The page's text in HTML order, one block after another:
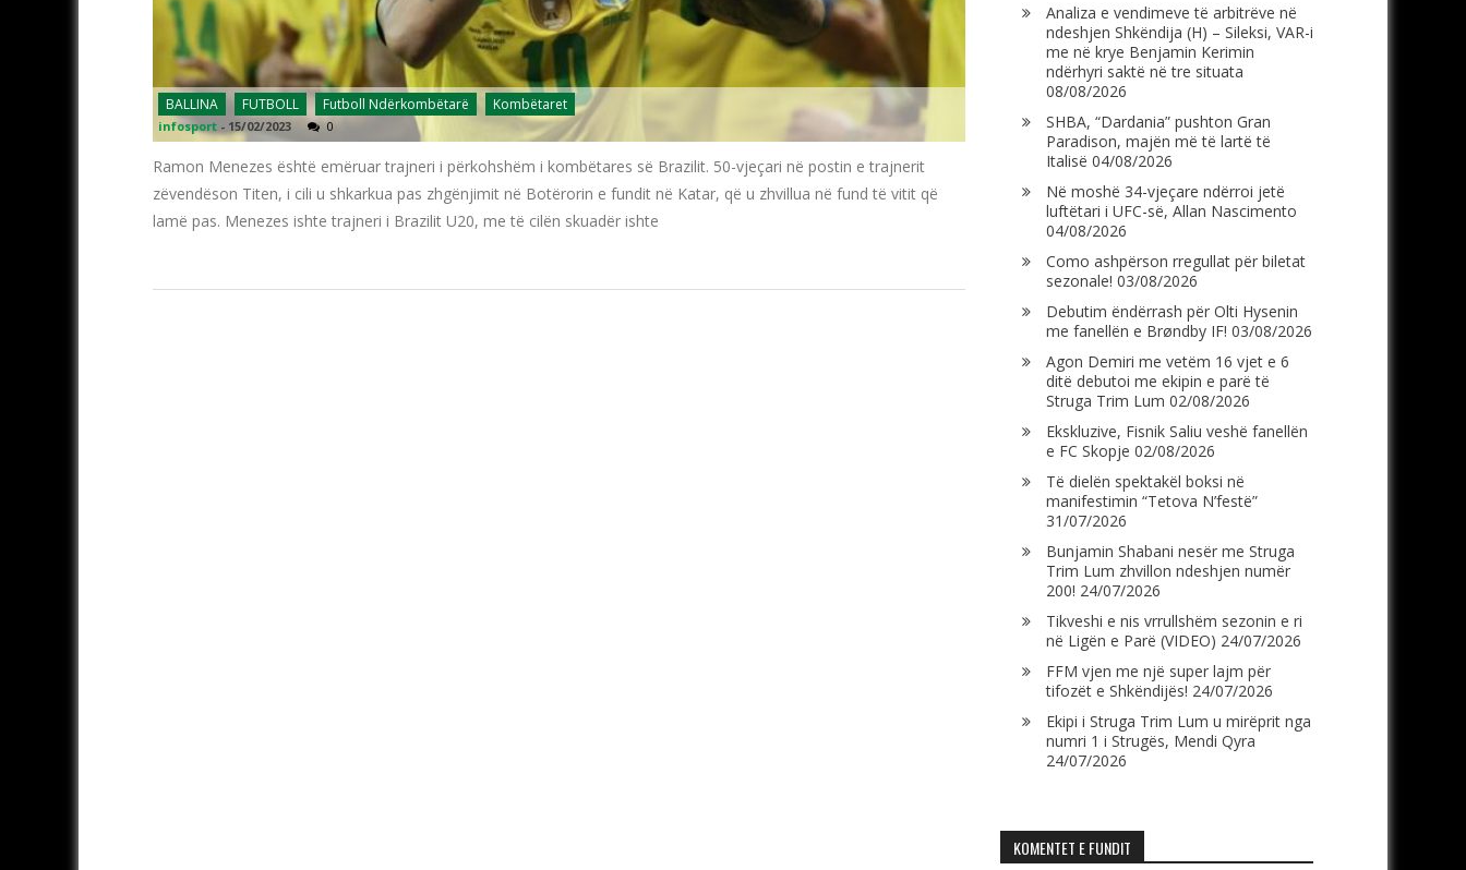
BALLINA FUTBOLL Futboll Ndërkombëtarë Kombëtaret
infosport - 15/02/2023 0
Ramon Menezes është emëruar trajneri i përkohshëm i kombëtares së Brazilit. 50-vjeçari në postin e trajnerit
zëvendëson Titen, i cili u shkarkua pas zhgënjimit në Botërorin e fundit në Katar, që u zhvillua në fund të vitit që
lamë pas. Menezes ishte trajneri i Brazilit U20, me të cilën skuadër ishte
Analiza e vendimeve të arbitrëve në
ndeshjen Shkëndija (H) – Sileksi, VAR-i
me në krye Benjamin Kerimin
ndërhyri saktë në tre situata
08/08/2026
SHBA, “Dardania” pushton Gran
Paradison, majën më të lartë të
Italisë 04/08/2026
Në moshë 34-vjeçare ndërroi jetë
luftëtari i UFC-së, Allan Nascimento
04/08/2026
Como ashpërson rregullat për biletat
sezonale! 03/08/2026
Debutim ëndërrash për Olti Hysenin
me fanellën e Brøndby IF! 03/08/2026
Agon Demiri me vetëm 16 vjet e 6
ditë debutoi me ekipin e parë të
Struga Trim Lum 02/08/2026
Ekskluzive, Fisnik Saliu veshë fanellën
e FC Skopje 02/08/2026
Të dielën spektakël boksi në
manifestimin “Tetova N’festë”
31/07/2026
Bunjamin Shabani nesër me Struga
Trim Lum zhvillon ndeshjen numër
200! 24/07/2026
Tikveshi e nis vrrullshëm sezonin e ri
në Ligën e Parë (VIDEO) 24/07/2026
FFM vjen me një super lajm për
tifozët e Shkëndijës! 24/07/2026
Ekipi i Struga Trim Lum u mirëprit nga
numri 1 i Strugës, Mendi Qyra
24/07/2026
KOMENTET E FUNDIT